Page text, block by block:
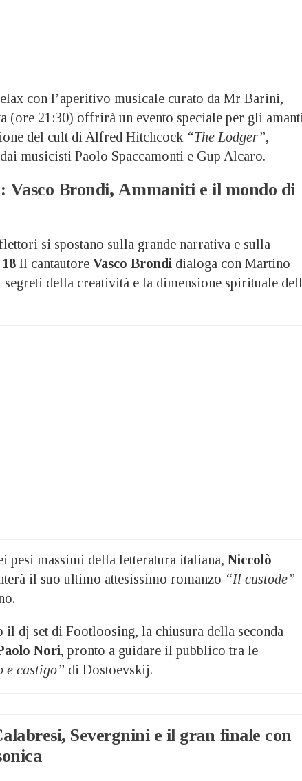
con l’aperitivo musicale curato da Mr Barini,
(ore 21:30) offrirà un evento speciale per gli
del cult di Alfred Hitchcock “The Lodger”,
musicisti Paolo Spaccamonti e Gup Alcaro.
Vasco Brondi, Ammaniti e il mondo di
si spostano sulla grande narrativa e sulla
18 Il cantautore Vasco Brondi dialoga con Martino
della creatività e la dimensione spirituale
pesi massimi della letteratura italiana, Niccolò
il suo ultimo attesissimo romanzo “Il custode”
il dj set di Footloosing, la chiusura della seconda
Nori, pronto a guidare il pubblico tra le
e castigo” di Dostoevskij.
Severgnini e il gran finale con